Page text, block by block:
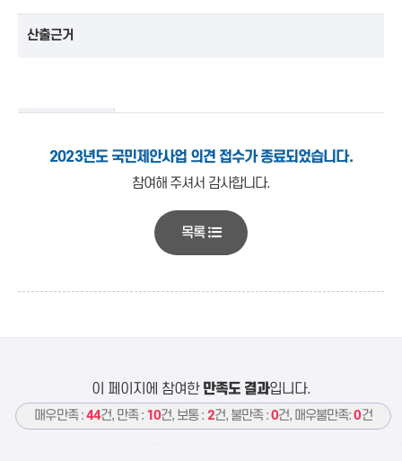
산출근거
2023년도 국민제안사업 의견 접수가 종료되었습니다.
참여해 주셔서 감사합니다.
목록
이 페이지에 참여한 만족도 결과입니다.
매우만족 :44건, 만족 : 10건, 보통 : 2건, 불만족 :0건, 매우불만족:0건